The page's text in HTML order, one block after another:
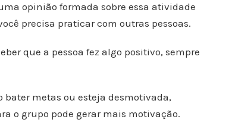
opinião formada sobre essa atividade
precisa praticar com outras pessoas.
que a pessoa fez algo positivo, sempre
metas ou esteja desmotivada,
o grupo pode gerar mais motivação.